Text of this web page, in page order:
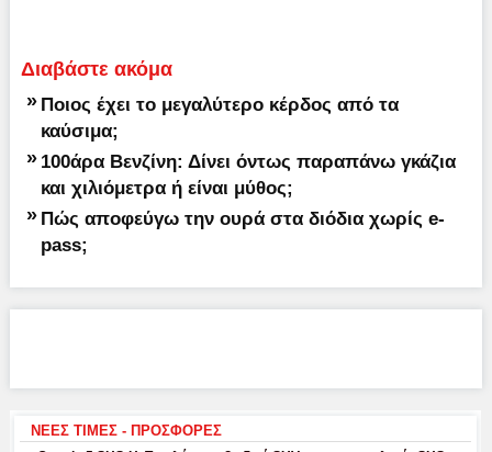
Διαβάστε ακόμα
» Ποιος έχει το μεγαλύτερο κέρδος από τα
καύσιμα;
» 100άρα Βενζίνη: Δίνει όντως παραπάνω γκάζια
και χιλιόμετρα ή είναι μύθος;
» Πώς αποφεύγω την ουρά στα διόδια χωρίς e-
pass;